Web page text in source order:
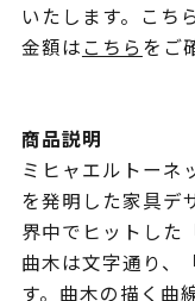
いたします。こち
金額はこちらをご
商品説明
ミヒャエルトーネ
を発明した家具デ
界中でヒットした
曲木は文字通り、
す。曲木の描く曲